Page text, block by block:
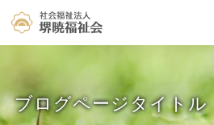
ブログページタイトル